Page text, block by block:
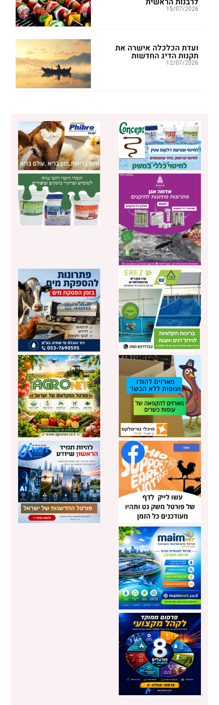
15/07/2026
ועדת הכלכלה אישרה את
תקנות הדיג החדשות
12/07/2026